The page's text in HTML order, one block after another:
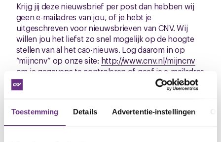
Toestemming Details Advertentie-instellingen
Krijg jij deze nieuwsbrief per post dan hebben wij
geen e-mailadres van jou, of je hebt je
uitgeschreven voor nieuwsbrieven van CNV. Wij
willen jou het liefst zo snel mogelijk op de hoogte
stellen van al het cao-nieuws. Log daarom in op
“mijncnv” op onze site: http://www.cnv.nl/mijncnv
om je gegevens te controleren of geef je e-mailadres
opnieuw door aan het secretariaat,
secretariaat@cnv.nl
www.cnv.nl/caos, typProRailin de zoekbalk en klik
op jouw cao.